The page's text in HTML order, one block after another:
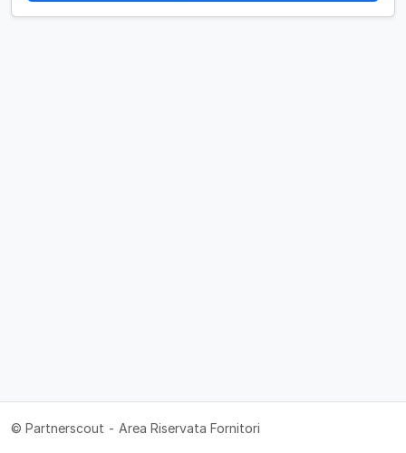
© Partnerscout - Area Riservata Fornitori